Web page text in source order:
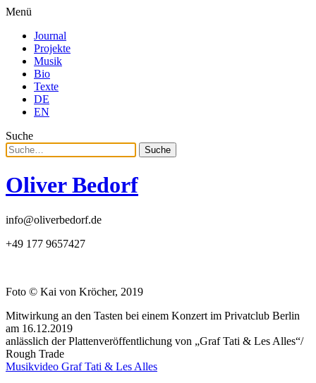
Menü
Journal
Projekte
Musik
Bio
Texte
DE
EN
Suche
Suche
Oliver Bedorf
info@oliverbedorf.de
+49 177 9657427
Foto © Kai von Kröcher, 2019
Mitwirkung an den Tasten bei einem Konzert im Privatclub Berlin
am 16.12.2019
anlässlich der Plattenveröffentlichung von „Graf Tati & Les Alles“/
Rough Trade
Musikvideo Graf Tati & Les Alles